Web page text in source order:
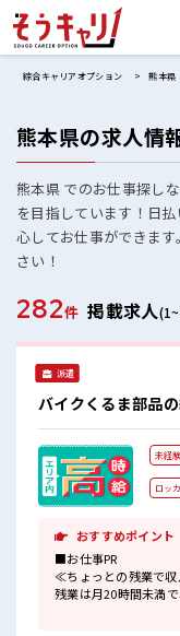
綜合キャリアオプション 熊本県
熊本県の求人情
熊本県 でのお仕事探し
を目指しています！日
心してお仕事ができま
さい！
282件 掲載求人
派遣
バイクくるま部品
未経
ロッ
おすすめポイント
■お仕事PR
≪ちょっとの残業で
残業は月20時間未満で